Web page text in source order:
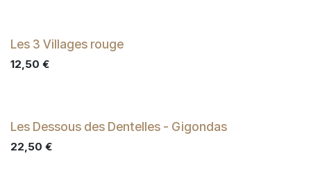
Les 3 Villages rouge
12,50 €
Les Dessous des Dentelles - Gigondas
22,50 €